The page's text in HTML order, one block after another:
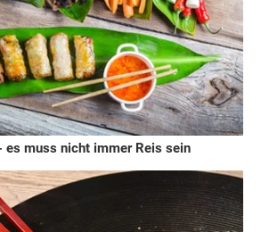
es muss nicht immer Reis sein